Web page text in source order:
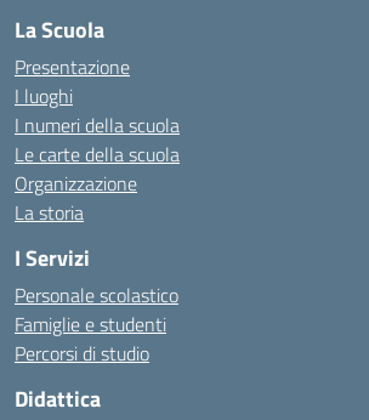
La Scuola
Presentazione
I luoghi
I numeri della scuola
Le carte della scuola
Organizzazione
La storia
I Servizi
Personale scolastico
Famiglie e studenti
Percorsi di studio
Didattica